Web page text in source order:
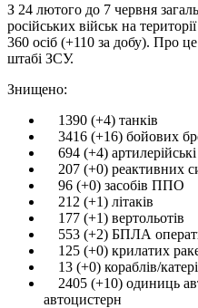
З 24 лютого до 7 червня
російських військ на
360 осіб (+110 за добу). Про це
штабі ЗСУ.
Знищено:
1390 (+4) танків
3416 (+16) бойових
694 (+4)
207 (+0) реактивних
96 (+0) засобів ППО
212 (+1) літаків
177 (+1) вертольотів
553 (+2) БПЛА
125 (+0) крилатих
13 (+0) кораблів/
2405 (+10) одиниць
автоцистерн